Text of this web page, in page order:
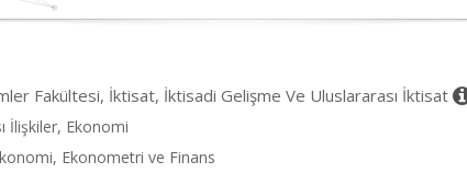
Fakültesi, İktisat, İktisadi Gelişme Ve Uluslararası İktisat
İlişkiler, Ekonomi
Ekonometri ve Finans